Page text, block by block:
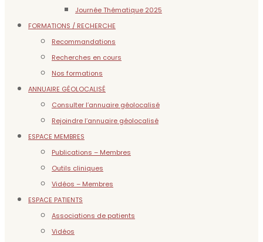
Journée Thématique 2025
FORMATIONS / RECHERCHE
Recommandations
Recherches en cours
Nos formations
ANNUAIRE GÉOLOCALISÉ
Consulter l’annuaire géolocalisé
Rejoindre l’annuaire géolocalisé
ESPACE MEMBRES
Publications – Membres
Outils cliniques
Vidéos – Membres
ESPACE PATIENTS
Associations de patients
Vidéos